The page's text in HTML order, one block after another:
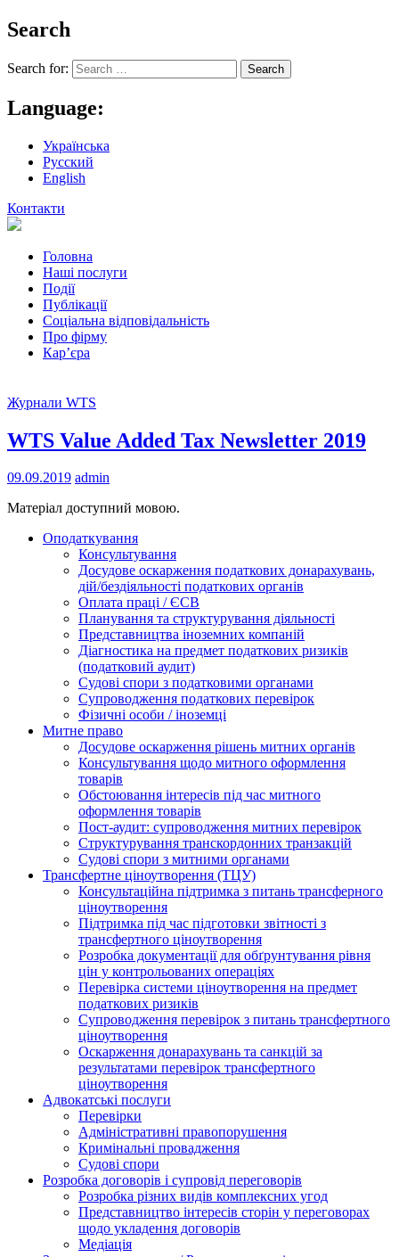
Search
Search for:
Language:
Українська
Русский
English
Контакти
Головна
Наші послуги
Події
Публікації
Соціальна відповідальність
Про фiрму
Кар’єра
Журнали WTS
WTS Value Added Tax Newsletter 2019
09.09.2019 admin
Матеріал доступний мовою.
Оподаткування
Консультування
Досудове оскарження податкових донарахувань,
дій/бездіяльності податкових органів
Оплата праці / ЄСВ
Планування та структурування діяльності
Представництва іноземних компаній
Діагностика на предмет податкових ризиків
(податковий аудит)
Судові спори з податковими органами
Супроводження податкових перевірок
Фізичні особи / іноземці
Митне право
Досудове оскарження рішень митних органів
Консультування щодо митного оформлення
товарів
Обстоювання інтересів під час митного
оформлення товарів
Пост-аудит: супроводження митних перевірок
Структурування транскордонних транзакцій
Судові спори з митними органами
Трансфертне ціноутворення (ТЦУ)
Консультаційна підтримка з питань трансферного
ціноутворення
Підтримка під час підготовки звітності з
трансфертного ціноутворення
Розробка документації для обґрунтування рівня
цін у контрольованих операціях
Перевірка системи ціноутворення на предмет
податкових ризиків
Супроводження перевірок з питань трансфертного
ціноутворення
Оскарження донарахувань та санкцій за
результатами перевірок трансфертного
ціноутворення
Адвокатські послуги
Перевірки
Адміністративні правопорушення
Кримінальні провадження
Судові спори
Розробка договорів і супровід переговорів
Розробка різних видів комплексних угод
Представництво інтересів сторін у переговорах
щодо укладення договорів
Медіація